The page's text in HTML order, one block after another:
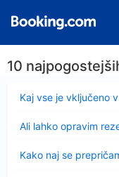
10
Kaj vse je vključeno
Ali lahko opravim
Kako naj se